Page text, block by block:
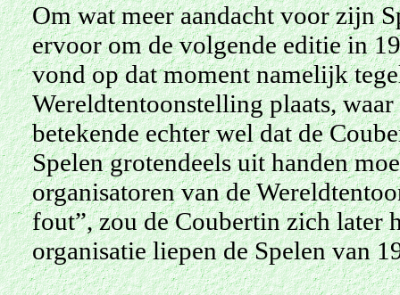
Om wat meer aandacht voor zijn
ervoor om de volgende editie in
vond op dat moment namelijk
Wereldtentoonstelling plaats,
betekende echter wel dat de
Spelen grotendeels uit handen
organisatoren van de
fout”, zou de Coubertin zich later
organisatie liepen de Spelen van